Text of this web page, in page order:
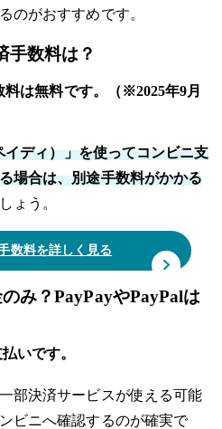
のがおすすめです。
手数料は？
は無料です。（※2025年9月
イディ）」を使ってコンビニ支
場合は、別途手数料がかかる
ょう。
数料を詳しく見る
み？PayPayやPayPalは
いです。
部決済サービスが使える可能
ビニへ確認するのが確実で